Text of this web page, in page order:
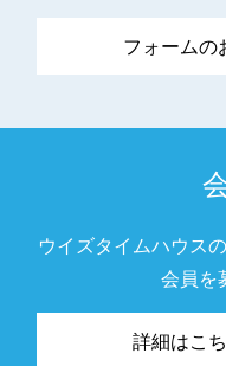
フォームの
ウイズタイムハウス
会員を
詳細はこ